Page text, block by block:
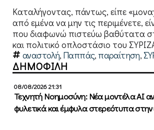
Καταλήγοντας, πάντως, είπε
από εμένα να μην τις περιμένετε,
που διαφωνώ πιστεύω βαθύτατα
και πολιτικό οπλοστάσιο του
αναστολή, Παππάς, παραίτηση,
ΔΗΜΟΦΙΛΗ
08/08/2026 21:31
Τεχνητή Νοημοσύνη: Νέα μοντέλα ΑΙ
φυλετικά και έμφυλα στερεότυπα στην